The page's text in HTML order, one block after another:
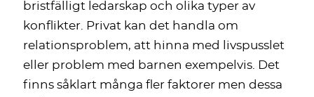
bristfälligt ledarskap och olika typer av
konflikter. Privat kan det handla om
relationsproblem, att hinna med livspusslet
eller problem med barnen exempelvis. Det
finns såklart många fler faktorer men dessa